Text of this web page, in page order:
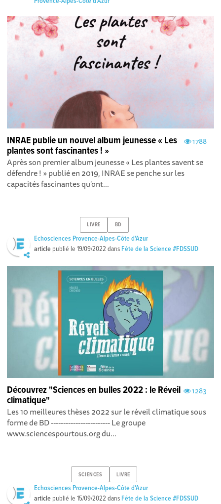
1788
INRAE publie un nouvel album jeunesse « Les
plantes sont fascinantes ! »
Après son premier album jeunesse « Les plantes savent se
défendre ! » publié en 2019, INRAE se penche sur les
capacités fascinantes qu'ont...
LIVRE BD
Echosciences Provence-Alpes-Côte d'Azur
article publié le19/09/2022 dans Fête de la Science #FDSSUD
1283
Découvrez "Sciences en bulles 2022 : le Réveil
climatique"
Les 10 meilleures thèses 2022 sur le réveil climatique sous
forme de BD ------------------------ Le groupe
www.sciencespourtous.org du...
SCIENCES LIVRE
Echosciences Provence-Alpes-Côte d'Azur
article publié le15/09/2022 dans Fête de la Science #FDSSUD